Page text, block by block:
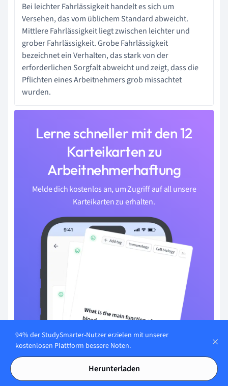
Bei leichter Fahrlässigkeit handelt es sich um
Versehen, das vom üblichem Standard abweicht.
Mittlere Fahrlässigkeit liegt zwischen leichter und
grober Fahrlässigkeit. Grobe Fahrlässigkeit
bezeichnet ein Verhalten, das stark von der
erforderlichen Sorgfalt abweicht und zeigt, dass die
Pflichten eines Arbeitnehmers grob missachtet
wurden.
Lerne schneller mit den 12
Karteikarten zu
Arbeitnehmerhaftung
Melde dich kostenlos an, um Zugriff auf all unsere
Karteikarten zu erhalten.
94% der StudySmarter-Nutzer erzielen mit unserer
kostenlosen Plattform bessere Noten.
Herunterladen